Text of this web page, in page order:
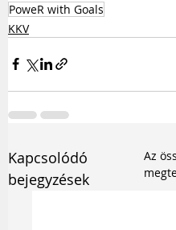
PoweR with Goals
KKV
Kapcsolódó
bejegyzések
Az